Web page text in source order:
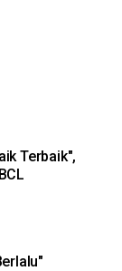
Terbaik",